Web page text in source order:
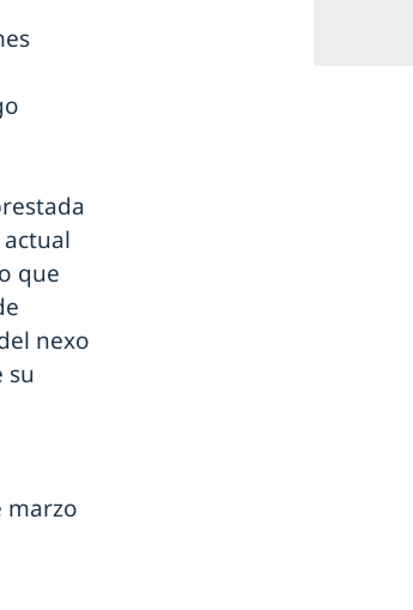
que
nexo
su
marzo